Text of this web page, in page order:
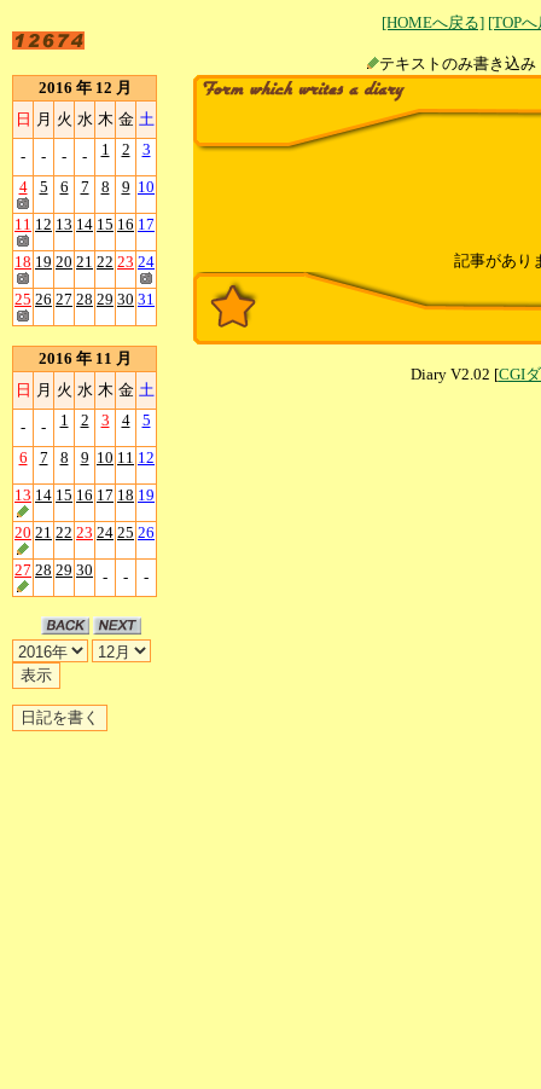
[HOMEへ戻る] [TOP
テキストのみ書
2016 年 12 月
日 月 火 水 木 金 土
- - - - 1 2 3
4 5 6 7 8 9 10
11 12 13 14 15 16 17
18 19 20 21 22 23 24
25 26 27 28 29 30 31
2016 年 11 月
日 月 火 水 木 金 土
- - 1 2 3 4 5
6 7 8 9 10 11 12
13 14 15 16 17 18 19
20 21 22 23 24 25 26
27 28 29 30 - - -
記事があり
Diary V2.02 [CGI